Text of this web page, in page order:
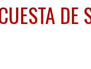
DE